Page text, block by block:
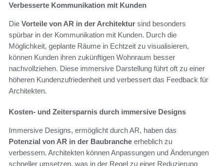
Verbesserte Kommunikation mit Kunden
Die Vorteile von AR in der Architektur sind besonders
spürbar in der Kommunikation mit Kunden. Durch die
Möglichkeit, geplante Räume in Echtzeit zu visualisieren,
können Kunden ihren zukünftigen Wohnraum besser
nachvollziehen. Diese immersive Darstellung führt oft zu einer
höheren Kundenzufriedenheit und verbessert das Feedback für
Architekten.
Kosten- und Zeitersparnis durch immersive Designs
Immersive Designs, ermöglicht durch AR, haben das
Potenzial von AR in der Baubranche erheblich zu
verbessern. Architekten können Anpassungen und Änderungen
schneller umsetzen, was in der Regel zu einer Reduzierung